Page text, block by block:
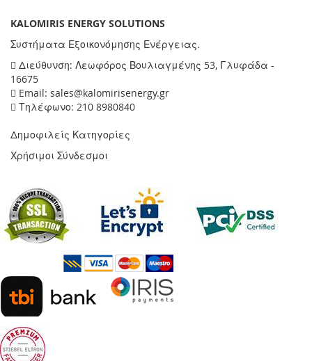
KALOMIRIS ENERGY SOLUTIONS
Συστήματα Εξοικονόμησης Ενέργειας.
Διεύθυνση: Λεωφόρος Βουλιαγμένης 53, Γλυφάδα -
16675
Email: sales@kalomirisenergy.gr
Τηλέφωνο: 210 8980840
Δημοφιλείς Κατηγορίες
Χρήσιμοι Σύνδεσμοι